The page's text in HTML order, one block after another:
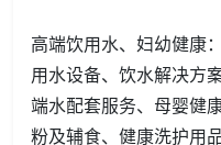
高端饮用水、妇幼健康
用水设备、饮水解决方
端水配套服务、母婴健
粉及辅食、健康洗护用